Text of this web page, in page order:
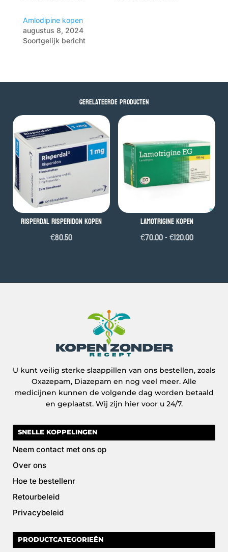
Amlodipine kopen
augustus 8, 2024
Soortgelijk bericht
Gerelateerde producten
Risperdal risperidon kopen
€80.50
Lamotrigine kopen
€70.00-€120.00
U kunt veilig sterke slaappillen van ons bestellen, zoals
Oxazepam, Diazepam en nog veel meer. Alle
medicijnen kunnen de volgende dag worden betaald
en geplaatst. Wij zijn hier voor u 24/7.
SNELLE KOPPELINGEN
Neem contact met ons op
Over ons
Hoe te bestellenr
Retourbeleid
Privacybeleid
PRODUCTCATEGORIEËN